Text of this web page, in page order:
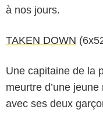
à nos jours.
TAKEN DOWN
Une capitaine de la
meurtre d’une
avec ses deux